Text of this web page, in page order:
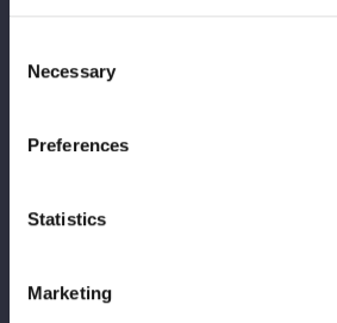
Selection
Necessary
Preferences
Statistics
Marketing
整理券受付スケジュール
▼▼▼整理券の申し込みはこちら▼▼▼
3月31日(火)22:00～4月7日(火)23:59